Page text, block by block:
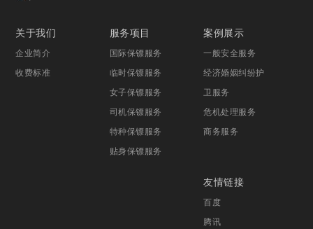
关于我们
企业简介
收费标准
服务项目
国际保镖服务
临时保镖服务
女子保镖服务
司机保镖服务
特种保镖服务
贴身保镖服务
案例展示
一般安全服务
经济婚姻纠纷护
卫服务
危机处理服务
商务服务
友情链接
百度
腾讯